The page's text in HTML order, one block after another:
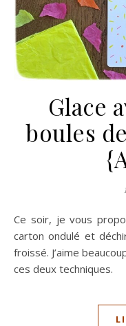
Glace
boules
Ce soir, je vous propose de créer une glace à partir de
carton ondulé et
froissé. J’aime
ces deux techniques.